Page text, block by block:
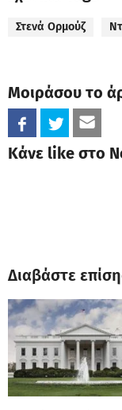
Στενά Ορμούζ
Μοιράσου το
Κάνε like στο
Διαβάστε